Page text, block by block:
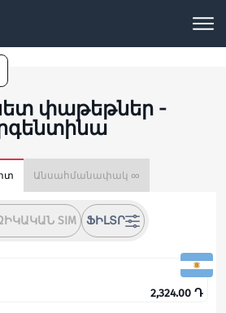
փաթեթներ -
Անսահմանափակ ∞
SIM ՖԻԼՏՐ
2,324.00 Դ